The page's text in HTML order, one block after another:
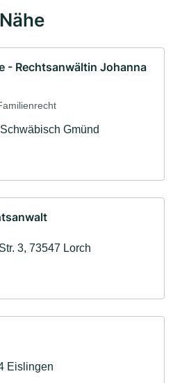
- Rechtsanwältin Johanna
Gmünd
3, 73547 Lorch
Eislingen